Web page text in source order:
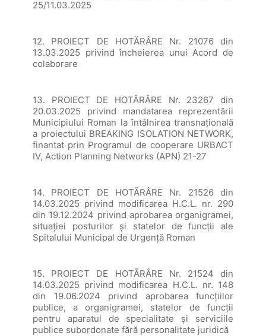
25/11.03.2025
12. PROIECT DE HOTĂRÂRE Nr. 21076 din
13.03.2025 privind încheierea unui Acord de
colaborare
13. PROIECT DE HOTĂRÂRE Nr. 23267 din
20.03.2025 privind mandatarea reprezentării
Municipiului Roman la întâlnirea transnațională
a proiectului BREAKING ISOLATION NETWORK,
finantat prin Programul de cooperare URBACT
IV, Action Planning Networks (APN) 21-27
14. PROIECT DE HOTÃRÂRE Nr. 21526 din
14.03.2025 privind modificarea H.C.L. nr. 290
din 19.12.2024 privind aprobarea organigramei,
situaţiei posturilor şi statelor de funcţii ale
Spitalului Municipal de Urgenţă Roman
15. PROIECT DE HOTÃRÂRE Nr. 21524 din
14.03.2025 privind modificarea H.C.L. nr. 148
din 19.06.2024 privind aprobarea funcţiilor
publice, a organigramei, statelor de funcţii
pentru aparatul de specialitate şi serviciile
publice subordonate fără personalitate juridică